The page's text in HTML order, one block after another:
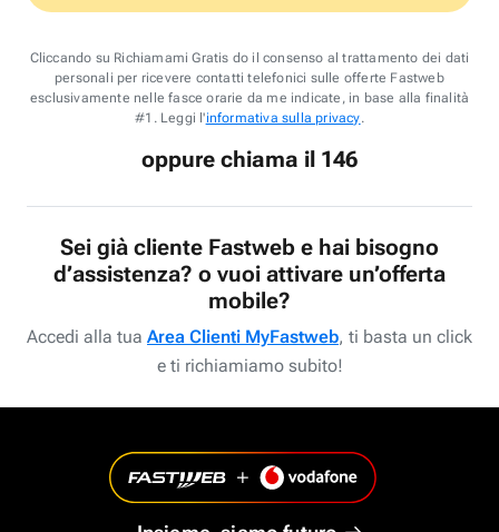
Cliccando su Richiamami Gratis do il consenso al trattamento dei dati
personali per ricevere contatti telefonici sulle offerte Fastweb
esclusivamente nelle fasce orarie da me indicate, in base alla finalità
#1. Leggi l'informativa sulla privacy.
oppure chiama il 146
Sei già cliente Fastweb e hai bisogno
d’assistenza? o vuoi attivare un’offerta
mobile?
Accedi alla tua Area Clienti MyFastweb, ti basta un click
e ti richiamiamo subito!